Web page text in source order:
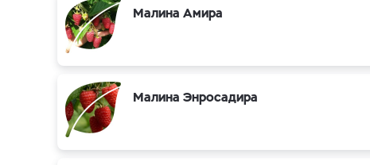
Малина Амира
Малина Энросадира